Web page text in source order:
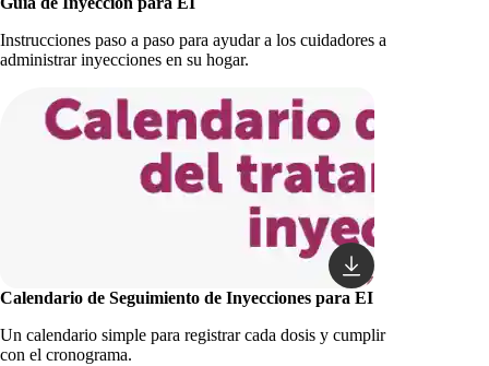
Instrucciones paso a paso para ayudar a los cuidadores a
administrar inyecciones en su hogar.
Calendario de Seguimiento de Inyecciones para EI
Un calendario simple para registrar cada dosis y cumplir
con el cronograma.